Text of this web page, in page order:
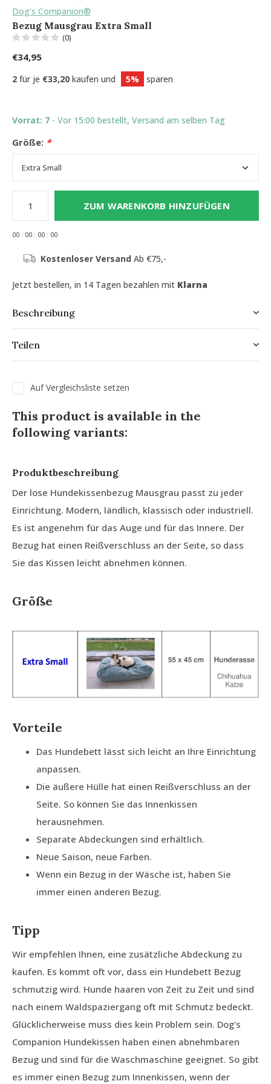
Dog's Companion®
Bezug Mausgrau Extra Small
(0)
€34,95
2 für je €33,20 kaufen und 5% sparen
Vorrat: 7 - Vor 15:00 bestellt, Versand am selben Tag
Größe: *
ZUM WARENKORB HINZUFÜGEN
00 : 00 : 00 : 00
Kostenloser Versand Ab €75,-
Jetzt bestellen, in 14 Tagen bezahlen mit Klarna
Beschreibung
Teilen
Auf Vergleichsliste setzen
This product is available in the
following variants:
Produktbeschreibung
Der lose Hundekissenbezug Mausgrau passt zu jeder
Einrichtung. Modern, ländlich, klassisch oder industriell.
Es ist angenehm für das Auge und für das Innere. Der
Bezug hat einen Reißverschluss an der Seite, so dass
Sie das Kissen leicht abnehmen können.
Größe
Vorteile
Das Hundebett lässt sich leicht an Ihre Einrichtung
anpassen.
Die äußere Hülle hat einen Reißverschluss an der
Seite. So können Sie das Innenkissen
herausnehmen.
Separate Abdeckungen sind erhältlich.
Neue Saison, neue Farben.
Wenn ein Bezug in der Wäsche ist, haben Sie
immer einen anderen Bezug.
Tipp
Wir empfehlen Ihnen, eine zusätzliche Abdeckung zu
kaufen. Es kommt oft vor, dass ein Hundebett Bezug
schmutzig wird. Hunde haaren von Zeit zu Zeit und sind
nach einem Waldspaziergang oft mit Schmutz bedeckt.
Glücklicherweise muss dies kein Problem sein. Dog's
Companion Hundekissen haben einen abnehmbaren
Bezug und sind für die Waschmaschine geeignet. So gibt
es immer einen Bezug zum Innenkissen, wenn der